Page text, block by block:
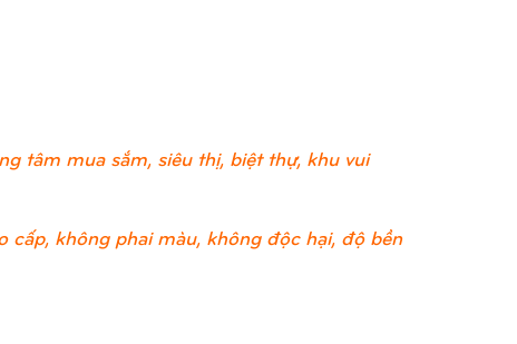
tâm mua sắm, siêu thị, biệt thự, khu vui
cấp, không phai màu, không độc hại, độ bền